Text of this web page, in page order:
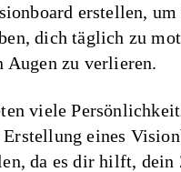
erstellen, um
dich täglich zu
Augen zu verlieren.
viele
Erstellung eines
da es dir hilft,